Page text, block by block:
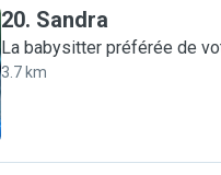
20. Sandra
La babysitter préférée de
3.7 km